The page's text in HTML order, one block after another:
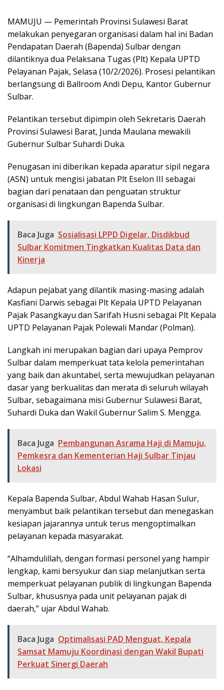
MAMUJU — Pemerintah Provinsi Sulawesi Barat
melakukan penyegaran organisasi dalam hal ini Badan
Pendapatan Daerah (Bapenda) Sulbar dengan
dilantiknya dua Pelaksana Tugas (Plt) Kepala UPTD
Pelayanan Pajak, Selasa (10/2/2026). Prosesi pelantikan
berlangsung di Ballroom Andi Depu, Kantor Gubernur
Sulbar.
Pelantikan tersebut dipimpin oleh Sekretaris Daerah
Provinsi Sulawesi Barat, Junda Maulana mewakili
Gubernur Sulbar Suhardi Duka.
Penugasan ini diberikan kepada aparatur sipil negara
(ASN) untuk mengisi jabatan Plt Eselon III sebagai
bagian dari penataan dan penguatan struktur
organisasi di lingkungan Bapenda Sulbar.
Baca Juga Sosialisasi LPPD Digelar, Disdikbud
Sulbar Komitmen Tingkatkan Kualitas Data dan
Kinerja
Adapun pejabat yang dilantik masing-masing adalah
Kasfiani Darwis sebagai Plt Kepala UPTD Pelayanan
Pajak Pasangkayu dan Sarifah Husni sebagai Plt Kepala
UPTD Pelayanan Pajak Polewali Mandar (Polman).
Langkah ini merupakan bagian dari upaya Pemprov
Sulbar dalam memperkuat tata kelola pemerintahan
yang baik dan akuntabel, serta mewujudkan pelayanan
dasar yang berkualitas dan merata di seluruh wilayah
Sulbar, sebagaimana misi Gubernur Sulawesi Barat,
Suhardi Duka dan Wakil Gubernur Salim S. Mengga.
Baca Juga Pembangunan Asrama Haji di Mamuju,
Pemkesra dan Kementerian Haji Sulbar Tinjau
Lokasi
Kepala Bapenda Sulbar, Abdul Wahab Hasan Sulur,
menyambut baik pelantikan tersebut dan menegaskan
kesiapan jajarannya untuk terus mengoptimalkan
pelayanan kepada masyarakat.
“Alhamdulillah, dengan formasi personel yang hampir
lengkap, kami bersyukur dan siap melanjutkan serta
memperkuat pelayanan publik di lingkungan Bapenda
Sulbar, khususnya pada unit pelayanan pajak di
daerah,” ujar Abdul Wahab.
Baca Juga Optimalisasi PAD Menguat, Kepala
Samsat Mamuju Koordinasi dengan Wakil Bupati
Perkuat Sinergi Daerah